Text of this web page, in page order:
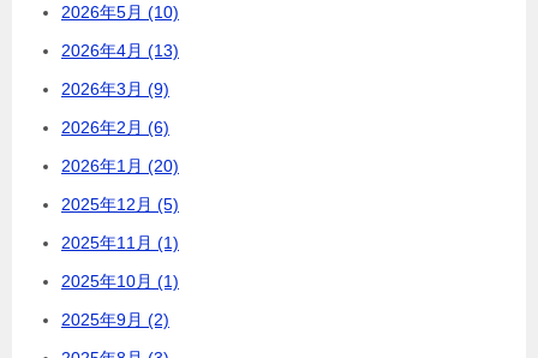
2026年5月 (10)
2026年4月 (13)
2026年3月 (9)
2026年2月 (6)
2026年1月 (20)
2025年12月 (5)
2025年11月 (1)
2025年10月 (1)
2025年9月 (2)